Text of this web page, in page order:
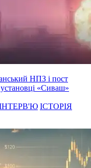
НПЗ і пост
«Сиваш»
ІСТОРІЯ